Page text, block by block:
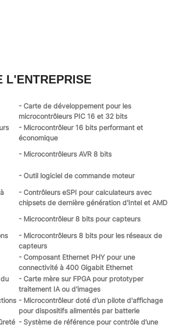
L'ENTREPRISE
- Carte de développement pour les
microcontrôleurs PIC 16 et 32 bits
- Microcontrôleur 16 bits performant et
économique
- Microcontrôleurs AVR 8 bits
- Outil logiciel de commande moteur
- Contrôleurs eSPI pour calculateurs avec
chipsets de dernière génération d'Intel et AMD
- Microcontrôleur 8 bits pour capteurs
- Microcontrôleurs 8 bits pour les réseaux de
capteurs
- Composant Ethernet PHY pour une
connectivité à 400 Gigabit Ethernet
- Carte mère sur FPGA pour prototyper
traitement IA ou d'images
- Microcontrôleur doté d’un pilote d'affichage
pour dispositifs alimentés par batterie
- Système de référence pour contrôle d’une